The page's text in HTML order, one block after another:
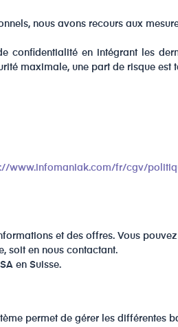
nous avons recours aux
confidentialité en intégrant les
maximale, une part de risque
www.infomaniak.com/fr/cgv/
et des offres. Vous
soit en nous contactant.
en Suisse.
permet de gérer les différentes